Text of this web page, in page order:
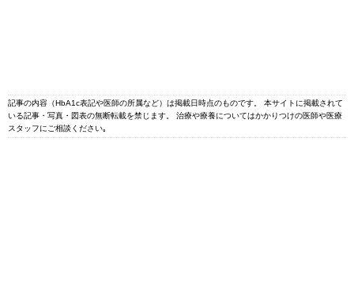
記事の内容（HbA1c表記や医師の所属など）は掲載日時点のものです。 本サイトに掲載されて
いる記事・写真・図表の無断転載を禁じます。 治療や療養についてはかかりつけの医師や医療
スタッフにご相談ください｡